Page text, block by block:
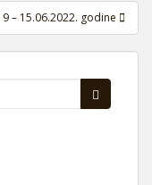
– 15.06.2022. godine